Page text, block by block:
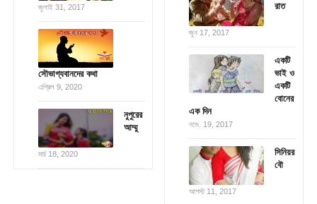
জুলাই 31, 2017
সৌভাগ্যবানদের কথা
এপ্রিল 9, 2020
নুপুরের
আম্মু
মার্চ 18, 2020
রাত
জুন 17, 2017
একটি
ভাই ও
একটি
বোনের
এক দিন
নভে. 19, 2017
সিনিয়র
বৌ
আগস্ট 11, 2017